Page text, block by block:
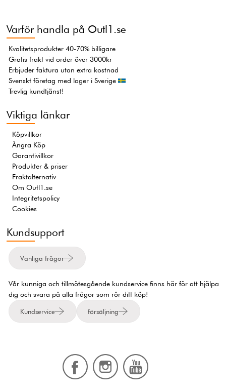
Varför handla på Outl1.se
Kvalitetsprodukter 40-70% billigare
Gratis frakt vid order över 3000kr
Erbjuder faktura utan extra kostnad
Svenskt företag med lager i Sverige
Trevlig kundtjänst!
Viktiga länkar
Köpvillkor
Ångra Köp
Garantivillkor
Produkter & priser
Fraktalternativ
Om Outl1.se
Integritetspolicy
Cookies
Kundsupport
Vanliga frågor
Vår kunniga och tillmötesgående kundservice finns här för att hjälpa
dig och svara på alla frågor som rör ditt köp!
Kundservice försäljning